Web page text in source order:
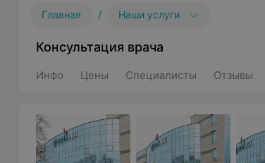
Главная / Наши услуги
Консультация врача
Инфо Цены Специалисты Отзывы